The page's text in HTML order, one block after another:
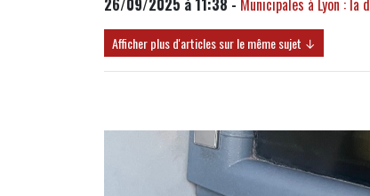
26/09/2025 à 11:38 - Municipales à Lyon : la
Afficher plus d'articles sur le même sujet ↓